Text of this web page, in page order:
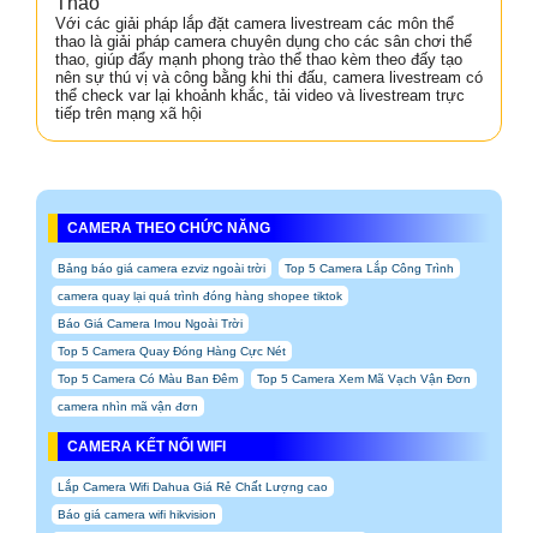
Với các giải pháp lắp đặt camera livestream các môn thể
thao là giải pháp camera chuyên dụng cho các sân chơi thể
thao, giúp đẩy mạnh phong trào thể thao kèm theo đấy tạo
nên sự thú vị và công bằng khi thi đấu, camera livestream có
thể check var lại khoảnh khắc, tải video và livestream trực
tiếp trên mạng xã hội
CAMERA THEO CHỨC NĂNG
Bảng báo giá camera ezviz ngoài trời Top 5 Camera Lắp Công Trình
camera quay lại quá trình đóng hàng shopee tiktok
Báo Giá Camera Imou Ngoài Trời
Top 5 Camera Quay Đóng Hàng Cực Nét
Top 5 Camera Có Màu Ban Đêm Top 5 Camera Xem Mã Vạch Vận Đơn
camera nhìn mã vận đơn
CAMERA KẾT NỐI WIFI
Lắp Camera Wifi Dahua Giá Rẻ Chất Lượng cao
Báo giá camera wifi hikvision